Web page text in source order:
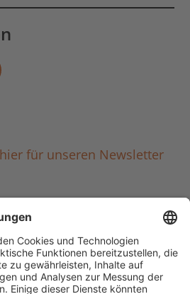
auf
Stadtbibliothek auf
Stadtbibliothek
für unseren Newsletter